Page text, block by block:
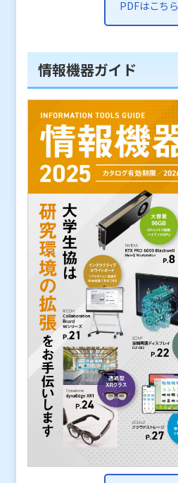
PDFはこちら
情報機器ガイド